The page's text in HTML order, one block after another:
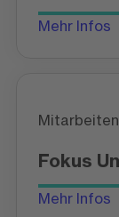
Mehr Infos
Fokus
Mehr Infos